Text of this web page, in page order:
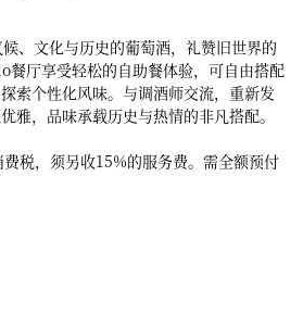
、文化与历史的葡萄酒，礼赞旧世界的
厅享受轻松的自助餐体验，可自由搭配
索个性化风味。与调酒师交流，重新发
雅，品味承载历史与热情的非凡搭配。
税，须另收15%的服务费。需全额预付